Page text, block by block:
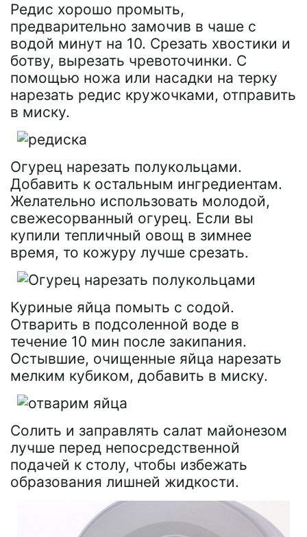
Редис хорошо промыть,
предварительно замочив в чаше с
водой минут на 10. Срезать хвостики и
ботву, вырезать чревоточинки. С
помощью ножа или насадки на терку
нарезать редис кружочками, отправить
в миску.
Огурец нарезать полукольцами.
Добавить к остальным ингредиентам.
Желательно использовать молодой,
свежесорванный огурец. Если вы
купили тепличный овощ в зимнее
время, то кожуру лучше срезать.
Куриные яйца помыть с содой.
Отварить в подсоленной воде в
течение 10 мин после закипания.
Остывшие, очищенные яйца нарезать
мелким кубиком, добавить в миску.
Солить и заправлять салат майонезом
лучше перед непосредственной
подачей к столу, чтобы избежать
образования лишней жидкости.